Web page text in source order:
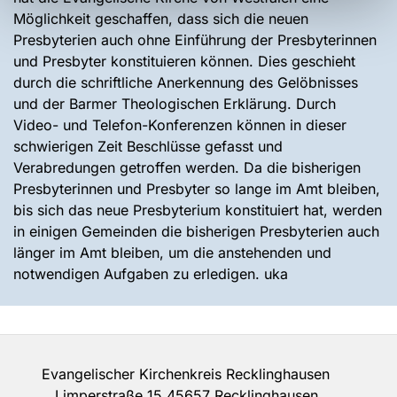
Möglichkeit geschaffen, dass sich die neuen
Presbyterien auch ohne Einführung der Presbyterinnen
und Presbyter konstituieren können. Dies geschieht
durch die schriftliche Anerkennung des Gelöbnisses
und der Barmer Theologischen Erklärung. Durch
Video- und Telefon-Konferenzen können in dieser
schwierigen Zeit Beschlüsse gefasst und
Verabredungen getroffen werden. Da die bisherigen
Presbyterinnen und Presbyter so lange im Amt bleiben,
bis sich das neue Presbyterium konstituiert hat, werden
in einigen Gemeinden die bisherigen Presbyterien auch
länger im Amt bleiben, um die anstehenden und
notwendigen Aufgaben zu erledigen. uka
Evangelischer Kirchenkreis Recklinghausen